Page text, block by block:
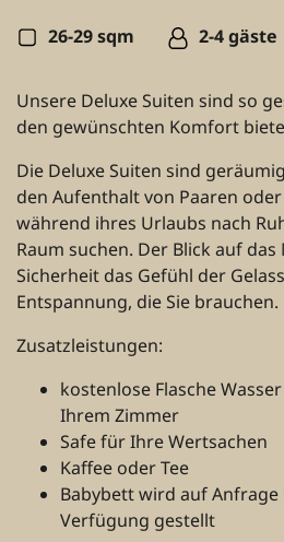
26-29 sqm 2-4 gäste
Unsere Deluxe Suiten sind so
den gewünschten Komfort
Die Deluxe Suiten sind
den Aufenthalt von Paaren
während ihres Urlaubs nach
Raum suchen. Der Blick auf
Sicherheit das Gefühl der
Entspannung, die Sie brauchen.
Zusatzleistungen:
kostenlose Flasche
Ihrem Zimmer
Safe für Ihre Wertsachen
Kaffee oder Tee
Babybett wird auf
Verfügung gestellt